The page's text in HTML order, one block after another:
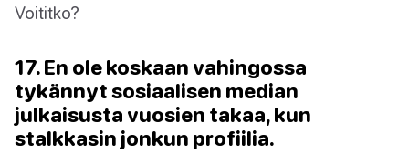
Voititko?
17. En ole koskaan vahingossa
tykännyt sosiaalisen median
julkaisusta vuosien takaa, kun
stalkkasin jonkun profiilia.